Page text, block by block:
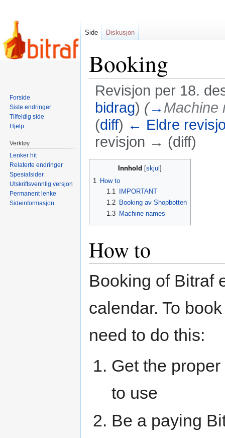
Booking
Revisjon per 18.
bidrag) (→ Machine
(diff) ← Eldre
revisjon → (diff)
Innhold
1
How to
1.1
IMPORTANT
1.2
Booking av Shopbotten
1.3
Machine names
How to
Booking of Bitraf
calendar. To
need to do this:
Get the
to use
Be a paying
Side Diskusjon
Forside
Siste endringer
Tilfeldig side
Hjelp
Verktøy
Lenker hit
Relaterte endringer
Spesialsider
Utskriftsvennlig versjon
Permanent lenke
Sideinformasjon